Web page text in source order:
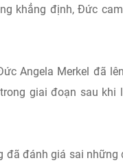
khẳng định, Đức
Angela Merkel đã
giai đoạn sau khi
đã đánh giá sai những